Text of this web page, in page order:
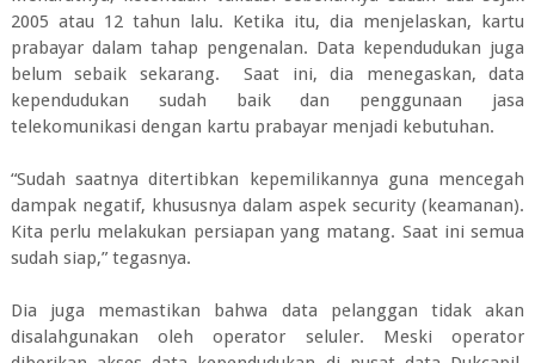
2005 atau 12 tahun lalu. Ketika itu, dia menjelaskan, kartu
prabayar dalam tahap pengenalan. Data kependudukan juga
belum sebaik sekarang. Saat ini, dia menegaskan, data
kependudukan sudah baik dan penggunaan jasa
telekomunikasi dengan kartu prabayar menjadi kebutuhan.
“Sudah saatnya ditertibkan kepemilikannya guna mencegah
dampak negatif, khususnya dalam aspek security (keamanan).
Kita perlu melakukan persiapan yang matang. Saat ini semua
sudah siap,” tegasnya.
Dia juga memastikan bahwa data pelanggan tidak akan
disalahgunakan oleh operator seluler. Meski operator